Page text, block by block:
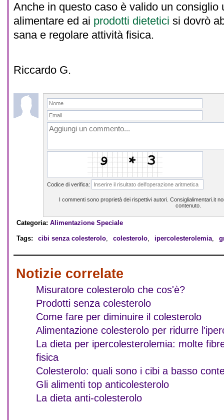
Anche in questo caso è valido un consiglio
alimentare ed ai prodotti dietetici si dovrò
sana e regolare attività fisica.
Riccardo G.
Codice di verifica:
I commenti sono proprietà dei rispettivi autori. Consiglialimentari.it
contenuto.
Categoria: Alimentazione Speciale
Tags: cibi senza colesterolo, colesterolo, ipercolesterolemia,
Notizie correlate
Misuratore colesterolo che cos'è?
Prodotti senza colesterolo
Come fare per diminuire il colesterolo
Alimentazione colesterolo per ridurre
La dieta per ipercolesterolemia: molte
fisica
Colesterolo: quali sono i cibi a basso
Gli alimenti top anticolesterolo
La dieta anti-colesterolo